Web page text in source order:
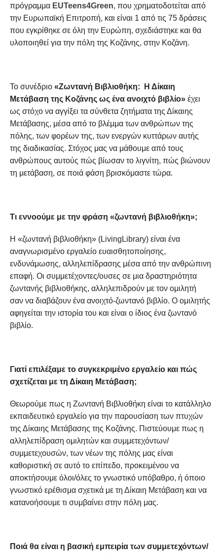
πρόγραμμα EUTeens4Green, που χρηματοδοτείται από
την Ευρωπαϊκή Επιτροπή, και είναι 1 από τις 75 δράσεις
που εγκρίθηκε σε όλη την Ευρώπη, σχεδιάστηκε και θα
υλοποιηθεί για την πόλη της Κοζάνης, στην Κοζάνη.
Το συνέδριο «Ζωντανή Βιβλιοθήκη: Η Δίκαιη
Μετάβαση της Κοζάνης ως ένα ανοιχτό βιβλίο»έχει
ως στόχο να αγγίξει τα σύνθετα ζητήματα της Δίκαιης
Μετάβασης, μέσα από το βλέμμα των ανθρώπων της
πόλης, των φορέων της, των ενεργών κυττάρων αυτής
της διαδικασίας. Στόχος μας να μάθουμε από τους
ανθρώπους αυτούς πώς βίωσαν το λιγνίτη, πώς βιώνουν
τη μετάβαση, σε ποιά φάση βρισκόμαστε τώρα.
Τι εννοούμε με την φράση «ζωντανή βιβλιοθήκη»;
Η «ζωντανή βιβλιοθήκη» (LivingLibrary) είναι ένα
αναγνωρισμένο εργαλείο ευαισθητοποίησης,
ενδυνάμωσης, αλληλεπίδρασης μέσα από την ανθρώπινη
επαφή. Οι συμμετέχοντες/ουσες σε μια δραστηριότητα
ζωντανής βιβλιοθήκης, αλληλεπιδρούν με τον ομιλητή
σαν να διαβάζουν ένα ανοιχτό-ζωντανό βιβλίο. Ο ομιλητής
αφηγείται την ιστορία του και είναι ο ίδιος ένα ζωντανό
βιβλίο.
Γιατί επιλέξαμε το συγκεκριμένο εργαλείο και πώς
σχετίζεται με τη Δίκαιη Μετάβαση;
Θεωρούμε πως η Ζωντανή Βιβλιοθήκη είναι το κατάλληλο
εκπαιδευτικό εργαλείο για την παρουσίαση των πτυχών
της Δίκαιης Μετάβασης της Κοζάνης. Πιστεύουμε πως η
αλληλεπίδραση ομιλητών και συμμετεχόντων/
συμμετεχουσών, των νέων της πόλης μας είναι
καθοριστική σε αυτό το επίπεδο, προκειμένου να
αποκτήσουμε όλοι/όλες το γνωστικό υπόβαθρο, ή όποιο
γνωστικό ερέθισμα σχετικά με τη Δίκαιη Μετάβαση και να
κατανοήσουμε τι συμβαίνει στην πόλη μας.
Ποιά θα είναι η βασική εμπειρία των συμμετεχόντων/